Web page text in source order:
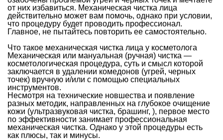
от них избавиться. Механическая чистка лица
действительно может вам помочь, однако при условии,
что процедуру будет проводить профессионал.
Главное, не пытайтесь повторить ее самостоятельно.
Что такое механическая чистка лица у косметолога
Механическая или мануальная (ручная) чистка —
косметологическая процедура, суть и смысл которой
заключается в удалении комедонов (угрей, черных
точек) вручную и/или с помощью специальных
инструментов.
Несмотря на технические новшества и появление
разных методик, направленных на глубокое очищение
кожи (ультразвуковая чистка, брашинг, ), первое место
по эффективности занимает профессиональная
механическая чистка. Однако у этой процедуры есть
как плюсы, так и минусы.